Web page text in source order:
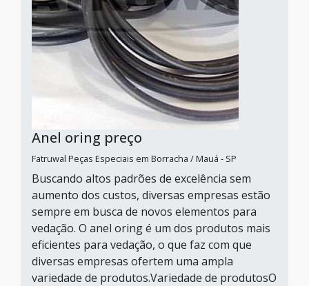
Anel oring preço
Fatruwal Peças Especiais em Borracha / Mauá - SP
Buscando altos padrões de excelência sem
aumento dos custos, diversas empresas estão
sempre em busca de novos elementos para
vedação. O anel oring é um dos produtos mais
eficientes para vedação, o que faz com que
diversas empresas ofertem uma ampla
variedade de produtos.Variedade de produtosO